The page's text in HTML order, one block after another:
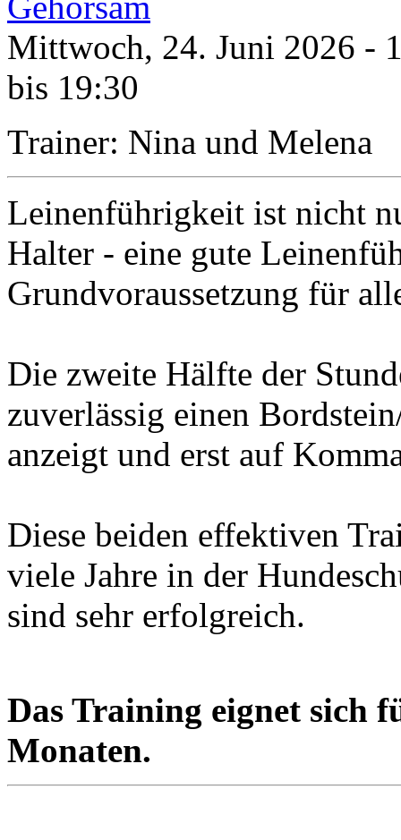
Mittwoch, 24. Juni 2026 -
bis 19:30
Trainer: Nina und Melena
Leinenführigkeit ist nicht
Halter - eine gute
Grundvoraussetzung für
Die zweite Hälfte der
zuverlässig einen
anzeigt und erst auf
Diese beiden effektiven
viele Jahre in der
sind sehr erfolgreich.
Das Training eignet sich
Monaten.